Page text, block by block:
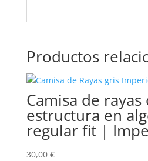
Productos
Camisa de rayas
estructura en
regular fit |
30,00 €